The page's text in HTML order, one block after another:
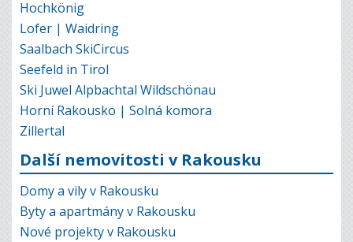
Hochkönig
Lofer | Waidring
Saalbach SkiCircus
Seefeld in Tirol
Ski Juwel Alpbachtal Wildschönau
Horní Rakousko | Solná komora
Zillertal
Další nemovitosti v Rakousku
Domy a vily v Rakousku
Byty a apartmány v Rakousku
Nové projekty v Rakousku